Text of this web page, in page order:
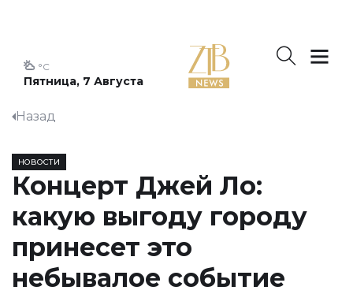
Пятница, 7 Августа
°C
Назад
НОВОСТИ
Концерт Джей Ло:
какую выгоду городу
принесет это
небывалое событие